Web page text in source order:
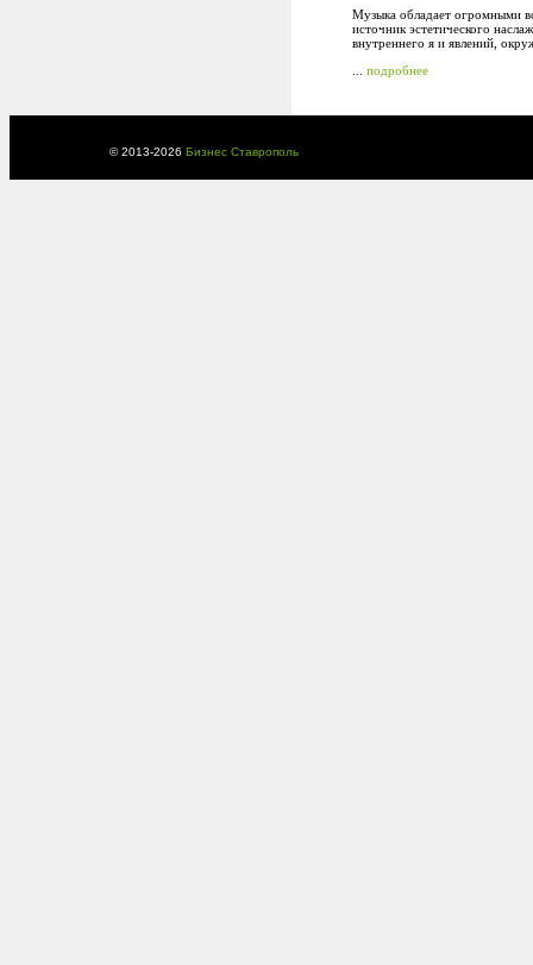
Музыка обладает огромными
источник эстетического
внутреннего я и явлений,
подробнее
© 2013-2026 Бизнес Ставрополь